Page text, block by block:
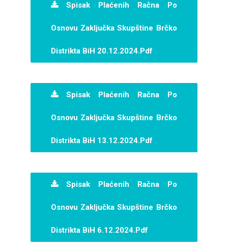
Spisak Plaćenih Račna Po
Osnovu Zaključka Skupštine Brčko
Distrikta BiH 20.12.2024.pdf
Spisak Plaćenih Račna Po
Osnovu Zaključka Skupštine Brčko
Distrikta BiH 13.12.2024.pdf
Spisak Plaćenih Račna Po
Osnovu Zaključka Skupštine Brčko
Distrikta BiH 6.12.2024.pdf